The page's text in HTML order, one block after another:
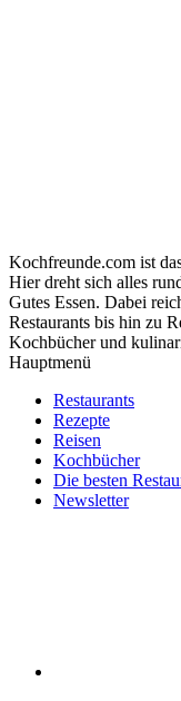
Kochfreunde.com ist
Hier dreht sich alles
Gutes Essen. Dabei
Restaurants bis hin zu
Kochbücher und
Hauptmenü
Restaurants
Rezepte
Reisen
Kochbücher
Die besten
Newsletter